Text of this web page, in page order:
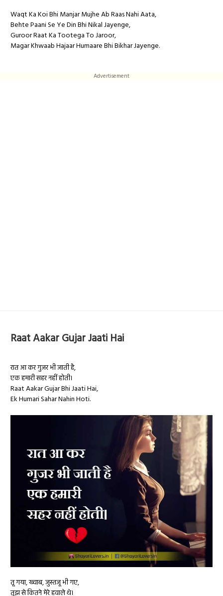
Waqt Ka Koi Bhi Manjar Mujhe Ab Raas Nahi Aata,
Behte Paani Se Ye Din Bhi Nikal Jayenge,
Guroor Raat Ka Tootega To Jaroor,
Magar Khwaab Hajaar Humaare Bhi Bikhar Jayenge.
Advertisement
Raat Aakar Gujar Jaati Hai
रात आ कर गुजर भी जाती है,
एक हमारी सहर नहीं होती।
Raat Aakar Gujar Bhi Jaati Hai,
Ek Humari Sahar Nahin Hoti.
तू गया, ख्वाब, जुस्तजू भी गए,
तुझ से कितने मेरे हवाले थे।